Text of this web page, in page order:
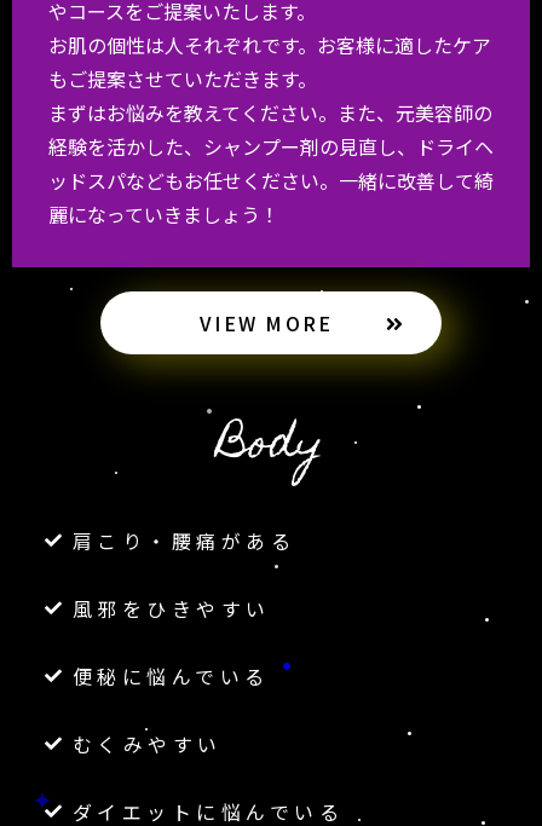
やコースをご提案いたします。
お肌の個性は人それぞれです。お客様に適したケア
もご提案させていただきます。
まずはお悩みを教えてください。また、元美容師の
経験を活かした、シャンプー剤の見直し、ドライヘ
ッドスパなどもお任せください。一緒に改善して綺
麗になっていきましょう！
VIEW MORE
Body
肩こり・腰痛がある
風邪をひきやすい
便秘に悩んでいる
むくみやすい
ダイエットに悩んでいる